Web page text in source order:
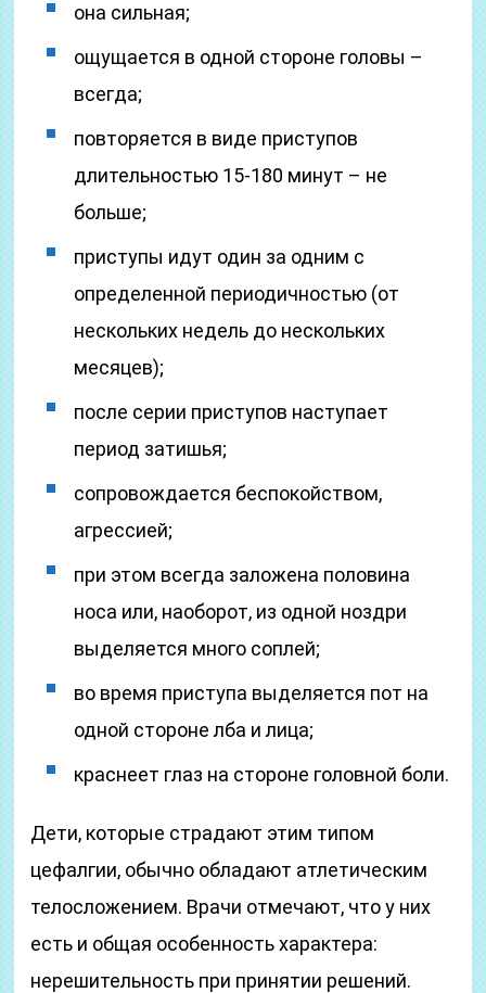
она сильная;
ощущается в одной стороне головы –
всегда;
повторяется в виде приступов
длительностью 15-180 минут – не
больше;
приступы идут один за одним с
определенной периодичностью (от
нескольких недель до нескольких
месяцев);
после серии приступов наступает
период затишья;
сопровождается беспокойством,
агрессией;
при этом всегда заложена половина
носа или, наоборот, из одной ноздри
выделяется много соплей;
во время приступа выделяется пот на
одной стороне лба и лица;
краснеет глаз на стороне головной боли.
Дети, которые страдают этим типом
цефалгии, обычно обладают атлетическим
телосложением. Врачи отмечают, что у них
есть и общая особенность характера:
нерешительность при принятии решений.